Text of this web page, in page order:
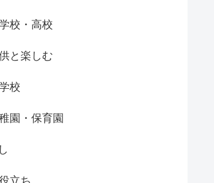
校・高校
と楽しむ
校
園・保育園
立ち